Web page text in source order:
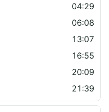
04:29
06:08
13:07
16:55
20:09
21:39